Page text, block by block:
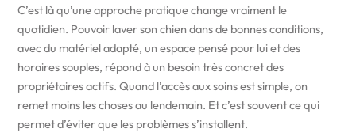
C’est là qu’une approche pratique change vraiment le
quotidien. Pouvoir laver son chien dans de bonnes conditions,
avec du matériel adapté, un espace pensé pour lui et des
horaires souples, répond à un besoin très concret des
propriétaires actifs. Quand l’accès aux soins est simple, on
remet moins les choses au lendemain. Et c’est souvent ce qui
permet d’éviter que les problèmes s’installent.